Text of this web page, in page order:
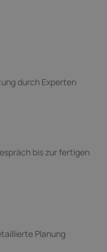
durch Experten
bis zur fertigen
Planung